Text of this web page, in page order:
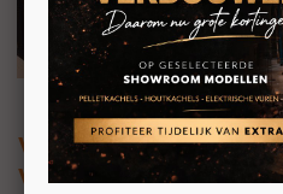
Venus 700 HT
Vrijstaande 360°